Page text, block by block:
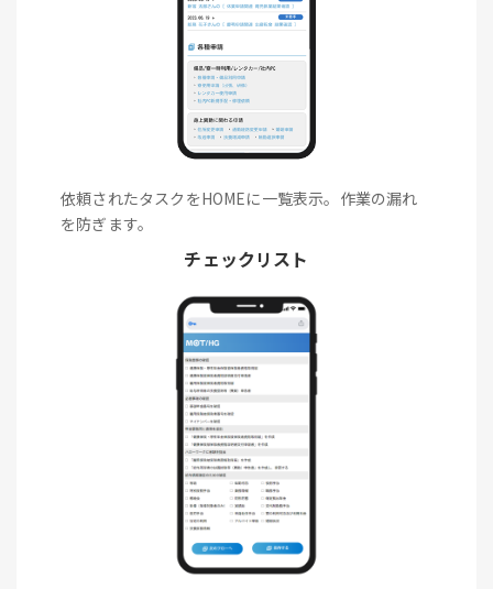
依頼されたタスクをHOMEに一覧表示。作業の漏れ
を防ぎます。
チェックリスト